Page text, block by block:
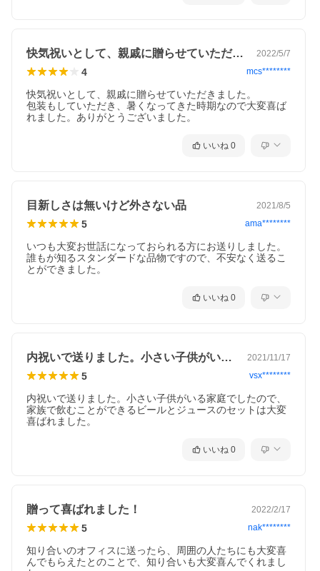
快気祝いとして、親戚に贈らせていただき… 2022/5/7
4 mcs********
快気祝いとして、親戚に贈らせていただきました。
包装もしていただき、暑くなってきた時期なので大変喜ば
れました。ありがとうございました。
いいね 0
目新しさは無いけど外さない品 2021/8/5
5 ama********
いつも大変お世話になっておられる方にお送りしました。
誰もが知るスタンダードな品物ですので、不安なく送るこ
とができました。
いいね 0
内祝いで送りました。小さい子供がいる家… 2021/11/17
5 vsx********
内祝いで送りました。小さい子供がいる家庭でしたので、
家族で飲むことができるビールとジュースのセットは大変
喜ばれました。
いいね 0
贈って喜ばれました！ 2022/2/17
5 nak********
知り合いのオフィスに送ったら、周囲の人たちにも大変喜
んでもらえたとのことで、知り合いも大変喜んでくれまし